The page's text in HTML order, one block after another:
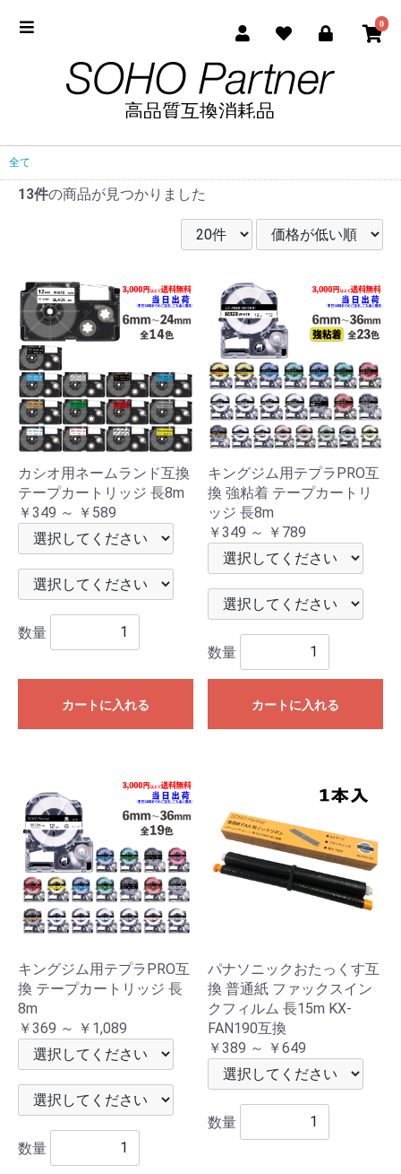
0
全て
13件の商品が見つかりました
カシオ用ネームランド互換
テープカートリッジ 長8m
￥349 ～ ￥589
数量
カートに入れる
キングジム用テプラPRO互
換 強粘着 テープカートリ
ッジ 長8m
￥349 ～ ￥789
数量
カートに入れる
キングジム用テプラPRO互
換 テープカートリッジ 長
8m
￥369 ～ ￥1,089
数量
パナソニックおたっくす互
換 普通紙 ファックスイン
クフィルム 長15m KX-
FAN190互換
￥389 ～ ￥649
数量